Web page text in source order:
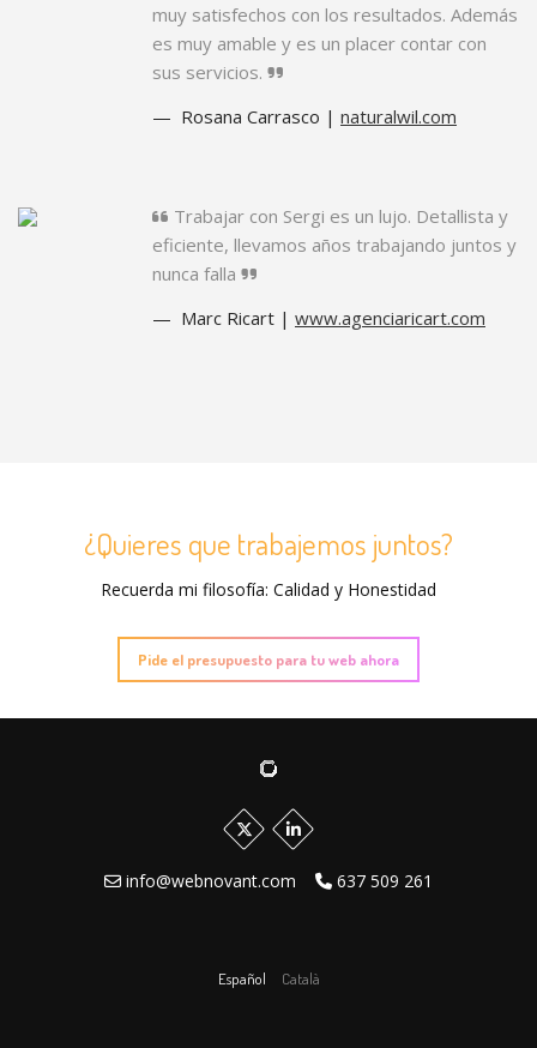
muy satisfechos con los resultados. Además
es muy amable y es un placer contar con
sus servicios.
Rosana Carrasco | naturalwil.com
Trabajar con Sergi es un lujo. Detallista y
eficiente, llevamos años trabajando juntos y
nunca falla
Marc Ricart | www.agenciaricart.com
¿Quieres que trabajemos juntos?
Recuerda mi filosofía: Calidad y Honestidad
Pide el presupuesto para tu web ahora
info@webnovant.com 637 509 261
Español Català